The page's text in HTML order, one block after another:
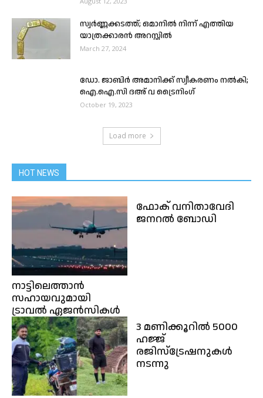
സ്വർണ്ണക്കടത്ത്; ഒമാനിൽ നിന്ന് എത്തിയ
യാത്രക്കാരൻ അറസ്റ്റിൽ
March 27, 2024
ഡോ. ജാബിർ അമാനിക്ക് സ്വീകരണം നൽകി;
ഐ.ഐ.സി ദഅ് വ ട്രൈനിംഗ്
October 19, 2023
Load more
HOT NEWS
നാട്ടിലെത്താൻ
സഹായവുമായി
ട്രാവൽ ഏജൻസികൾ
ഫോക് വനിതാവേദി
ജനറൽ ബോഡി
3 മണിക്കൂറിൽ 5000
ഹജ്ജ്
രജിസ്ട്രേഷനുകൾ
നടന്നു